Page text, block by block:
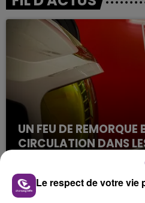
UN FEU DE REMORQUE
CIRCULATION DANS
Un feu de remorque
fin de matinée sur l'A34.
Le respect de votre vie